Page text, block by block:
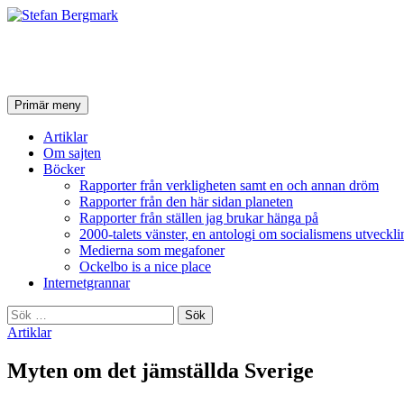
SökPrimär meny Hoppa
till
innehåll
Artiklar
Om sajten
Böcker
Rapporter från verkligheten samt en och annan dröm
Rapporter från den här sidan planeten
Rapporter från ställen jag brukar hänga på
2000-talets vänster, en antologi om socialismens
Medierna som megafoner
Ockelbo is a nice place
Internetgrannar
Sök
efter:
Artiklar
Myten om det jämställda Sverige